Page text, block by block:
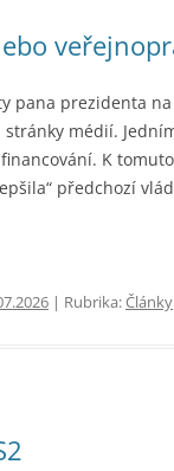
pana prezidenta
médií.
K
předchozí
| Rubrika:Články